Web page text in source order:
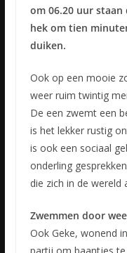
om 06.20 uur
hek om tien
duiken.
Ook op een mooie
weer ruim twintig
De een zwemt een
is het lekker rustig
is ook een sociaal
onderling
die zich in de wereld
Zwemmen door
Ook Geke, wonend in